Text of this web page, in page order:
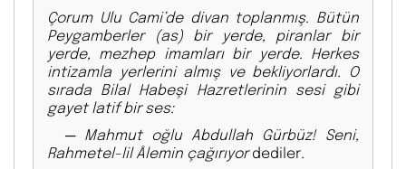
Çorum Ulu Cami’de divan toplanmış. Bütün
Peygamberler (as) bir yerde, piranlar bir
yerde, mezhep imamları bir yerde. Herkes
intizamla yerlerini almış ve bekliyorlardı. O
sırada Bilal Habeşi Hazretlerinin sesi gibi
gayet latif bir ses:
─ Mahmut oğlu Abdullah Gürbüz! Seni,
Rahmetel-lil Âlemin çağırıyordediler.